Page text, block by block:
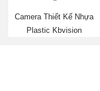
Camera Thiết Kế Nhựa
Plastic Kbvision